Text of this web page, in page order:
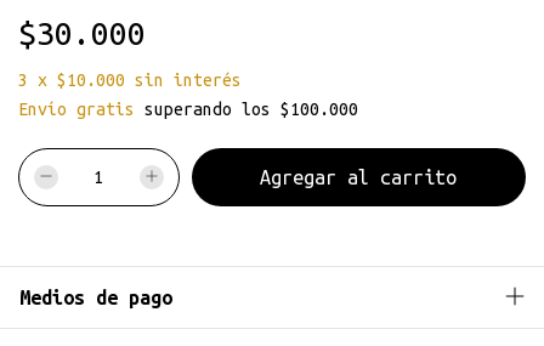
$30.000
3 x $10.000 sin interés
Envío gratis
superando los $100.000
Medios de pago